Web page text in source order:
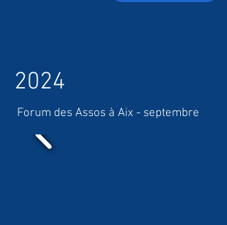
2024
Forum des Assos à Aix - septembre